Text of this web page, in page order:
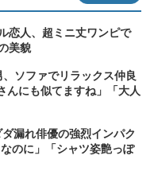
恋人、超ミニ丈ワンピで
美貌
ソファでリラックス仲良
にも似てますね」「大人
漏れ俳優の強烈インパク
のに」「シャツ姿艶っぽ